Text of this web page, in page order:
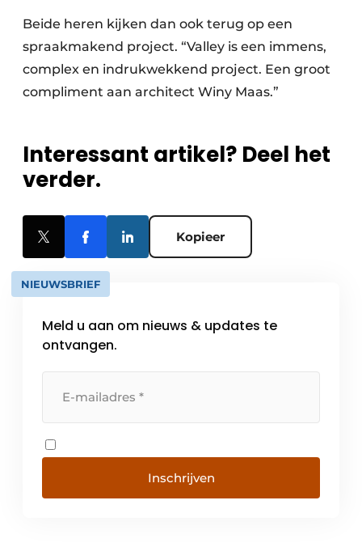
Beide heren kijken dan ook terug op een
spraakmakend project. “Valley is een immens,
complex en indrukwekkend project. Een groot
compliment aan architect Winy Maas.”
Interessant artikel? Deel het
verder.
Kopieer
NIEUWSBRIEF
Meld u aan om nieuws & updates te
ontvangen.
Inschrijven